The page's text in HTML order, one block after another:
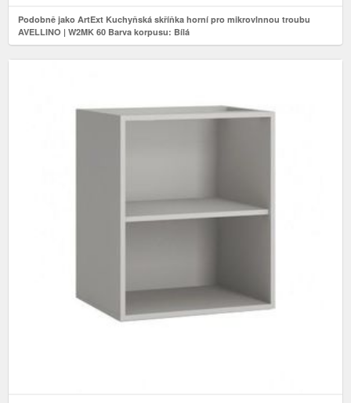
Podobně jako ArtExt Kuchyňská skříňka horní pro mikrovlnnou troubu
AVELLINO | W2MK 60 Barva korpusu: Bílá